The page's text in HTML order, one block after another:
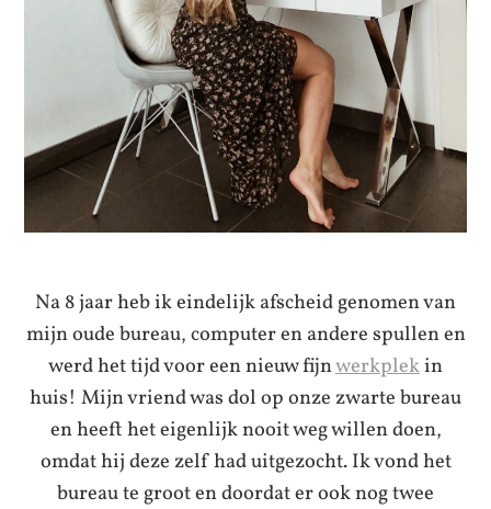
Na 8 jaar heb ik eindelijk afscheid genomen van
mijn oude bureau, computer en andere spullen en
werd het tijd voor een nieuw fijnwerkplekin
huis! Mijn vriend was dol op onze zwarte bureau
en heeft het eigenlijk nooit weg willen doen,
omdat hij deze zelf had uitgezocht. Ik vond het
bureau te groot en doordat er ook nog twee